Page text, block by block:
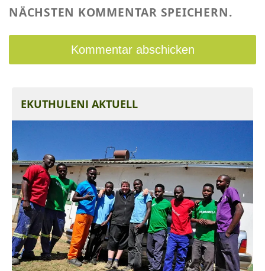
NÄCHSTEN KOMMENTAR SPEICHERN.
EKUTHULENI AKTUELL